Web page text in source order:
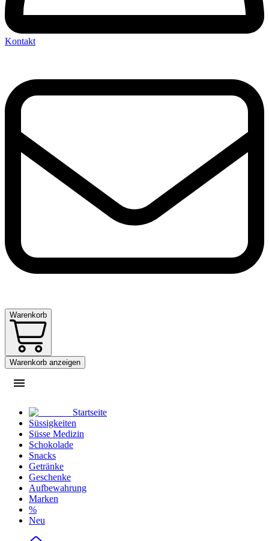
Kontakt
Warenkorb
Warenkorb anzeigen
Startseite
Süssigkeiten
Süsse Medizin
Schokolade
Snacks
Getränke
Geschenke
Aufbewahrung
Marken
%
Neu